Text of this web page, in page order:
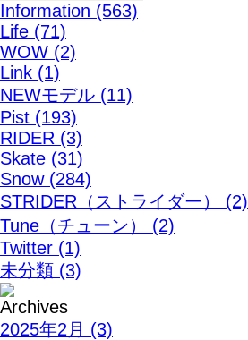
Information (563)
Life (71)
WOW (2)
Link (1)
NEWモデル (11)
Pist (193)
RIDER (3)
Skate (31)
Snow (284)
STRIDER（ストライダー） (2)
Tune（チューン） (2)
Twitter (1)
未分類 (3)
2025年2月 (3)